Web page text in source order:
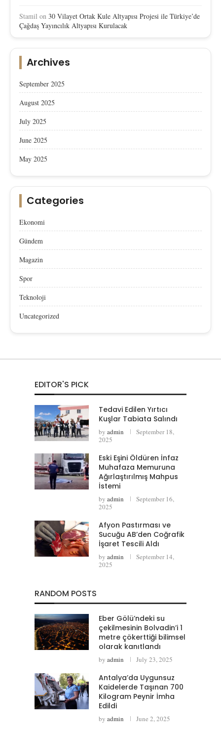
Stamil on 30 Vilayet Ortak Kule Altyapısı Projesi ile Türkiye’de
Çağdaş Yayıncılık Altyapısı Kurulacak
Archives
September 2025
August 2025
July 2025
June 2025
May 2025
Categories
Ekonomi
Gündem
Magazin
Spor
Teknoloji
Uncategorized
EDITOR'S PICK
Tedavi Edilen Yırtıcı
Kuşlar Tabiata Salındı
by admin
September 18,
2025
Eski Eşini Öldüren İnfaz
Muhafaza Memuruna
Ağırlaştırılmış Mahpus
İstemi
by admin
September 16,
2025
Afyon Pastırması ve
Sucuğu AB’den Coğrafik
İşaret Tescili Aldı
by admin
September 14,
2025
RANDOM POSTS
Eber Gölü’ndeki su
çekilmesinin Bolvadin’i 1
metre çökerttiği bilimsel
olarak kanıtlandı
by admin July 23, 2025
Antalya’da Uygunsuz
Kaidelerde Taşınan 700
Kilogram Peynir İmha
Edildi
by admin June 2, 2025